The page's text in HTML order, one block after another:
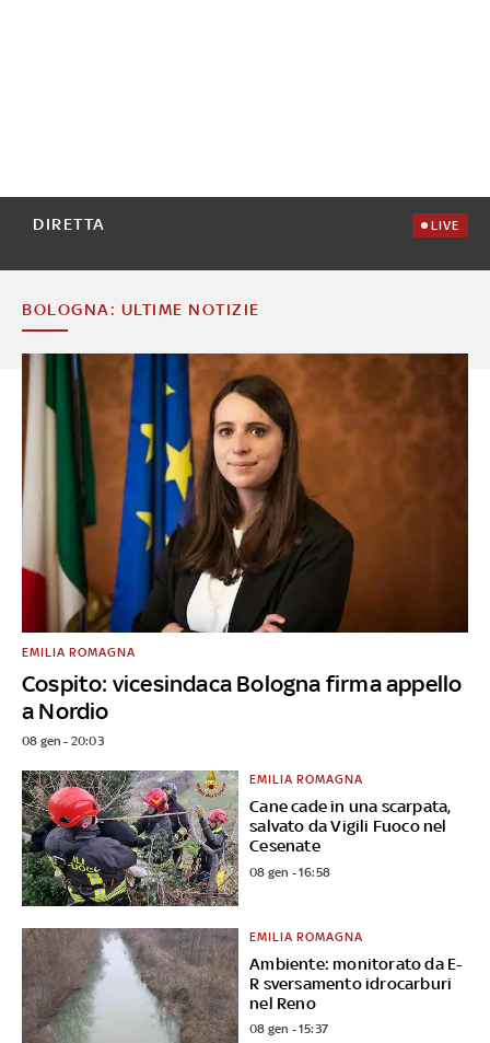
DIRETTA LIVE
BOLOGNA: ULTIME NOTIZIE
Cospito: vicesindaca Bologna firma appello
a Nordio
EMILIA ROMAGNA
08 gen - 20:03
Cane cade in una scarpata,
salvato da Vigili Fuoco nel
Cesenate
EMILIA ROMAGNA
08 gen - 16:58
Ambiente: monitorato da E-
R sversamento idrocarburi
nel Reno
EMILIA ROMAGNA
08 gen - 15:37